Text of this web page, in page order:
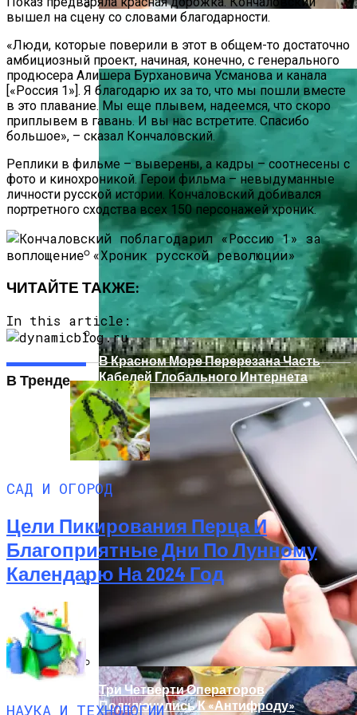
Как Купить Сотовый Поликарбонат В
Нижнем Новгороде
Палатка На Троих – Ваш Мобильный
Дом
Работе Facebook И Instagram
В Красном Море Перерезана Часть
Кабелей Глобального Интернета
Три Четверти Операторов
Подключились К «Антифроду»
вышел на сцену со словами благодарности.
«Люди, которые поверили в этот в общем-то достаточно
амбициозный проект, начиная, конечно, с генерального
продюсера Алишера Бурхановича Усманова и канала
[«Россия 1»]. Я благодарю их за то, что мы пошли вместе
в это плавание. Мы еще плывем, надеемся, что скоро
приплывем в гавань. И вы нас встретите. Спасибо
большое», – сказал Кончаловский.
Реплики в фильме – выверены, а кадры – соотнесены с
фото и кинохроникой. Герои фильма – невыдуманные
личности русской истории. Кончаловский добивался
портретного сходства всех 150 персонажей хроник.
ЧИТАЙТЕ ТАКЖЕ:
In this article:
В Тренде
САД И ОГОРОД
Цели Пикирования Перца И
Благоприятные Дни По Лунному
Календарю На 2024 Год
НАУКА И ТЕХНОЛОГИИ